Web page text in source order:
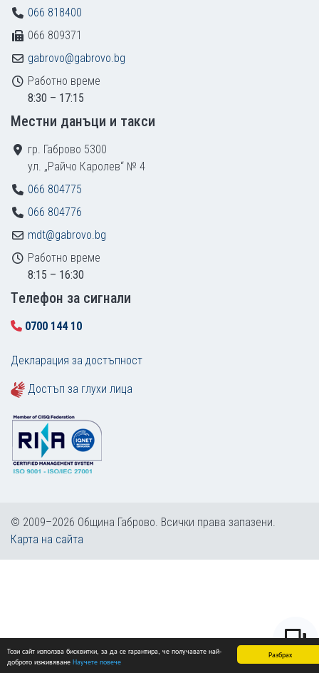
Разбрах
Този сайт използва бисквитки, за да се гарантира, че получавате най-
доброто изживяване Научете повече
066 818400
066 809371
gabrovo@gabrovo.bg
Работно време
8:30 – 17:15
Местни данъци и такси
гр. Габрово 5300
ул. „Райчо Каролев“ № 4
066 804775
066 804776
mdt@gabrovo.bg
Работно време
8:15 – 16:30
Tелефон за сигнали
0700 144 10
Декларация за достъпност
Достъп за глухи лица
© 2009–2026 Община Габрово. Всички права запазени.
Карта на сайта